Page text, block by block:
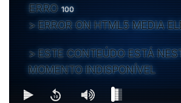
ERRO100
ERROR ON HTML5 MEDIA
ESTE CONTEÚDO ESTÁ
MOMENTO INDISPONÍVEL